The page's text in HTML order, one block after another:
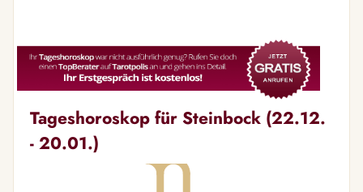
Tageshoroskop für Steinbock (22.12.
- 20.01.)